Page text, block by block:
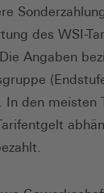
des WSI-
Angaben
In den